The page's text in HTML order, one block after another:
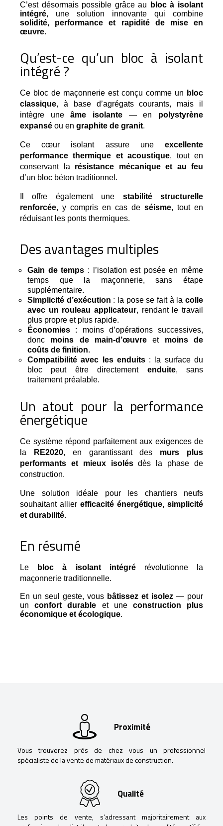
C’est désormais possible grâce au
bloc à isolant
intégré, une solution innovante qui combine
solidité, performance et rapidité de mise en
œuvre.
Qu’est-ce qu’un bloc à isolant
intégré ?
Ce bloc de maçonnerie est conçu comme un bloc
classique, à base d’agrégats courants, mais il
intègre une âme isolante — en polystyrène
expansé ou en graphite de granit.
Ce cœur isolant assure une excellente
performance thermique et acoustique, tout en
conservant la résistance mécanique et au feu
d’un bloc béton traditionnel.
Il offre également une stabilité structurelle
renforcée, y compris en cas de séisme, tout en
réduisant les ponts thermiques.
Des avantages multiples
Gain de temps : l’isolation est posée en même
temps que la maçonnerie, sans étape
supplémentaire.
Simplicité d’exécution : la pose se fait à lacolle
avec un rouleau applicateur, rendant le travail
plus propre et plus rapide.
Économies : moins d’opérations successives,
donc moins de main-d’œuvre et moins de
coûts de finition.
Compatibilité avec les enduits: la surface du
bloc peut être directement enduite, sans
traitement préalable.
Un atout pour la performance
énergétique
Ce système répond parfaitement aux exigences de
la
RE2020, en garantissant des murs plus
performants et mieux isolés dès la phase de
construction.
Une solution idéale pour les chantiers neufs
souhaitant allier efficacité énergétique, simplicité
et durabilité.
En résumé
Le bloc à isolant intégré révolutionne la
maçonnerie traditionnelle.
En un seul geste, vous bâtissez et isolez — pour
unconfort durable et une construction plus
économique et écologique.
Proximité
Vous trouverez près de chez vous un professionnel
spécialiste de la vente de matériaux de construction.
Qualité
Les points de vente, s’adressant majoritairement aux